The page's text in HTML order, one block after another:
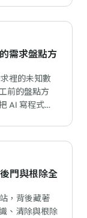
需求盤點方
裡的未知數
前的盤點方
AI 寫程式的
門與根除全
，背後藏著
、清除與根除